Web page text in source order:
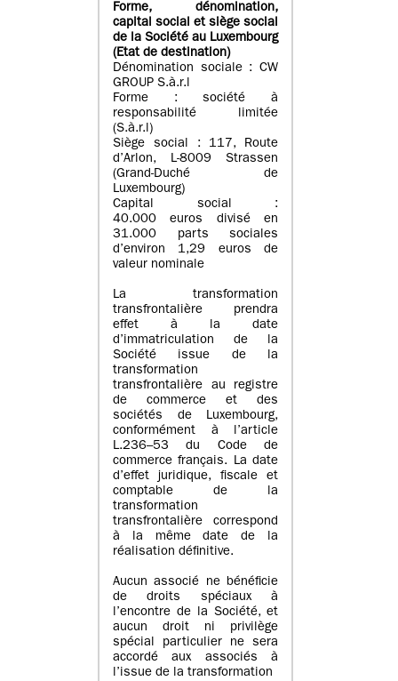
Forme, dénomination,
capital social et siège social
de la Société au Luxembourg
(Etat de destination)
Dénomination sociale : CW
GROUP S.à.r.l
Forme : société à
responsabilité limitée
(S.à.r.l)
Siège social : 117, Route
d’Arlon, L-8009 Strassen
(Grand-Duché de
Luxembourg)
Capital social :
40.000 euros divisé en
31.000 parts sociales
d’environ 1,29 euros de
valeur nominale
La transformation
transfrontalière prendra
effet à la date
d’immatriculation de la
Société issue de la
transformation
transfrontalière au registre
de commerce et des
sociétés de Luxembourg,
conformément à l’article
L.236–53 du Code de
commerce français. La date
d’effet juridique, fiscale et
comptable de la
transformation
transfrontalière correspond
à la même date de la
réalisation définitive.
Aucun associé ne bénéficie
de droits spéciaux à
l’encontre de la Société, et
aucun droit ni privilège
spécial particulier ne sera
accordé aux associés à
l’issue de la transformation